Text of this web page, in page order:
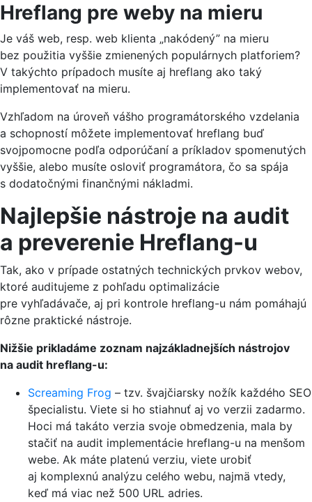
Hreflang pre weby na mieru
Je váš web, resp. web klienta „nakódený” na mieru
bez použitia vyššie zmienených populárnych platforiem?
V takýchto prípadoch musíte aj hreflang ako taký
implementovať na mieru.
Vzhľadom na úroveň vášho programátorského vzdelania
a schopností môžete implementovať hreflang buď
svojpomocne podľa odporúčaní a príkladov spomenutých
vyššie, alebo musíte osloviť programátora, čo sa spája
s dodatočnými finančnými nákladmi.
Najlepšie nástroje na audit
a preverenie Hreflang-u
Tak, ako v prípade ostatných technických prvkov webov,
ktoré auditujeme z pohľadu optimalizácie
pre vyhľadávače, aj pri kontrole hreflang-u nám pomáhajú
rôzne praktické nástroje.
Nižšie prikladáme zoznam najzákladnejších nástrojov
na audit hreflang-u:
Screaming Frog – tzv. švajčiarsky nožík každého SEO
špecialistu. Viete si ho stiahnuť aj vo verzii zadarmo.
Hoci má takáto verzia svoje obmedzenia, mala by
stačiť na audit implementácie hreflang-u na menšom
webe. Ak máte platenú verziu, viete urobiť
aj komplexnú analýzu celého webu, najmä vtedy,
keď má viac než 500 URL adries.